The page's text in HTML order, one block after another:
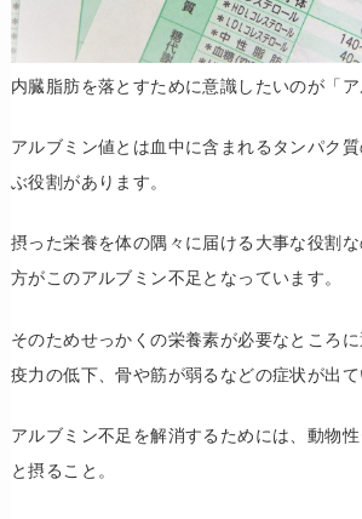
内臓脂肪を落とすために意識したいのが「ア
アルブミン値とは血中に含まれるタンパク
ぶ役割があります。
摂った栄養を体の隅々に届ける大事な役割
方がこのアルブミン不足となっています。
そのためせっかくの栄養素が必要なところ
疫力の低下、骨や筋が弱るなどの症状が出て
アルブミン不足を解消するためには、動物
と摂ること。